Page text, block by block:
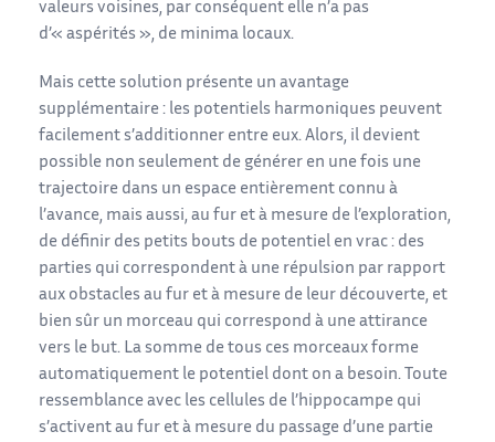
valeurs voisines, par conséquent elle n’a pas
d’« aspérités », de minima locaux.
Mais cette solution présente un avantage
supplémentaire : les potentiels harmoniques peuvent
facilement s’additionner entre eux. Alors, il devient
possible non seulement de générer en une fois une
trajectoire dans un espace entièrement connu à
l’avance, mais aussi, au fur et à mesure de l’exploration,
de définir des petits bouts de potentiel en vrac : des
parties qui correspondent à une répulsion par rapport
aux obstacles au fur et à mesure de leur découverte, et
bien sûr un morceau qui correspond à une attirance
vers le but. La somme de tous ces morceaux forme
automatiquement le potentiel dont on a besoin. Toute
ressemblance avec les cellules de l’hippocampe qui
s’activent au fur et à mesure du passage d’une partie